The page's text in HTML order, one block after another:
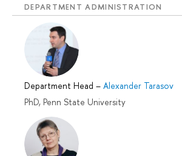
DEPARTMENT ADMINISTRATION
Department Head – Alexander Tarasov
PhD, Penn State University